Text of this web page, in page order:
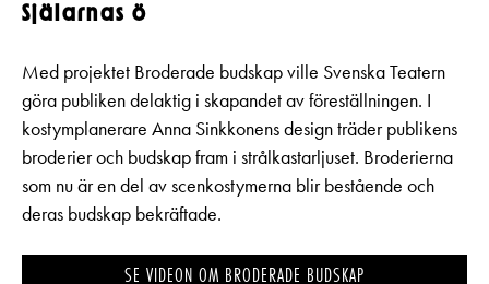
Själarnas ö
Med projektet Broderade budskap ville Svenska Teatern
göra publiken delaktig i skapandet av föreställningen. I
kostymplanerare Anna Sinkkonens design träder publikens
broderier och budskap fram i strålkastarljuset. Broderierna
som nu är en del av scenkostymerna blir bestående och
deras budskap bekräftade.
SE VIDEON OM BRODERADE BUDSKAP